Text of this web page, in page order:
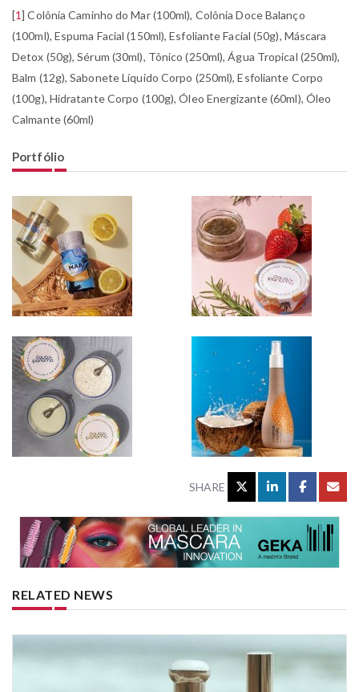
[1]Colônia Caminho do Mar (100ml), Colônia Doce Balanço
(100ml), Espuma Facial (150ml), Esfoliante Facial (50g), Máscara
Detox (50g), Sérum (30ml), Tônico (250ml), Água Tropical (250ml),
Balm (12g), Sabonete Líquido Corpo (250ml), Esfoliante Corpo
(100g), Hidratante Corpo (100g), Óleo Energizante (60ml), Óleo
Calmante (60ml)
Portfólio
SHARE
RELATED NEWS